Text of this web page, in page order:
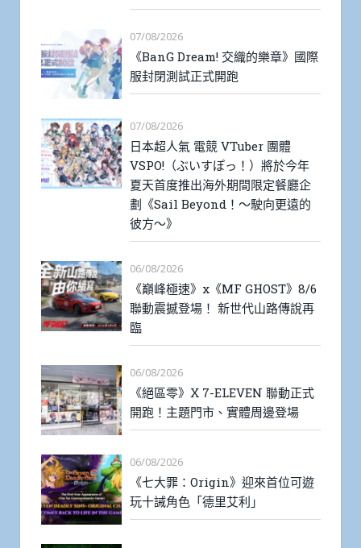
07/08/2026
《BanG Dream! 交織的樂章》國際
服封閉測試正式開跑
07/08/2026
日本超人氣 電競 VTuber 團體
VSPO!（ぶいすぽっ！）將於今年
夏天首度推出海外期間限定餐廳企
劃《Sail Beyond！～駛向更遠的
彼方～》
06/08/2026
《巔峰極速》x《MF GHOST》8/6
聯動震撼登場！ 新世代山路傳說再
臨
06/08/2026
《絕區零》X 7-ELEVEN 聯動正式
開跑！主題門市、實體周邊登場
06/08/2026
《七大罪：Origin》迎來首位可遊
玩十誡角色「德里艾利」